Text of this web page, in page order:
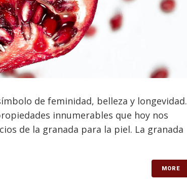
de feminidad, belleza y longevidad.
innumerables que hoy nos
de la granada para la piel. La granada
MORE